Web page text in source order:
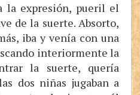
la expresión, pueril el
de la suerte. Absorto,
iba y venía con una
interiormente la
la suerte, quería
dos niñas jugaban a